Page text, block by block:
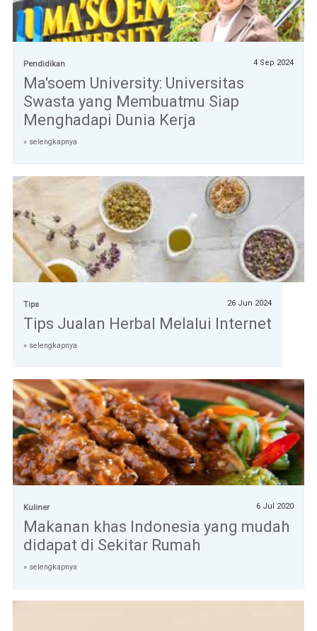
Pendidikan 4 Sep 2024
Ma'soem University: Universitas
Swasta yang Membuatmu Siap
Menghadapi Dunia Kerja
» selengkapnya
Tips 26 Jun 2024
Tips Jualan Herbal Melalui Internet
» selengkapnya
Kuliner 6 Jul 2020
Makanan khas Indonesia yang mudah
didapat di Sekitar Rumah
» selengkapnya